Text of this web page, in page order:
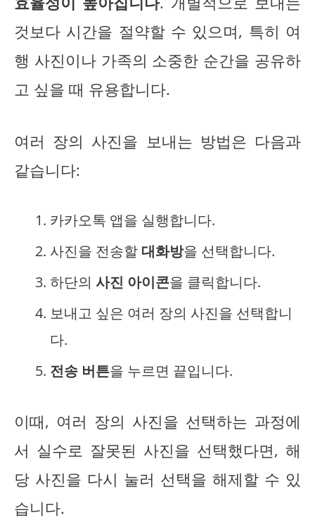
것보다 시간을 절약할 수 있으며, 특히 여
행 사진이나 가족의 소중한 순간을 공유하
고 싶을 때 유용합니다.
여러 장의 사진을 보내는 방법은 다음과
같습니다:
카카오톡 앱을 실행합니다.
사진을 전송할 대화방을 선택합니다.
하단의 사진 아이콘을 클릭합니다.
보내고 싶은 여러 장의 사진을 선택합니
다.
전송 버튼을 누르면 끝입니다.
이때, 여러 장의 사진을 선택하는 과정에
서 실수로 잘못된 사진을 선택했다면, 해
당 사진을 다시 눌러 선택을 해제할 수 있
습니다.